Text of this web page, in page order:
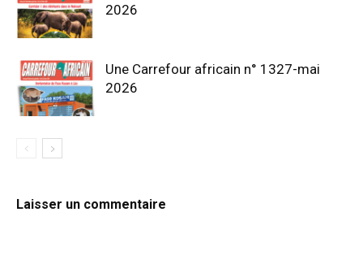
2026
Une Carrefour africain n° 1327-mai
2026
Laisser un commentaire